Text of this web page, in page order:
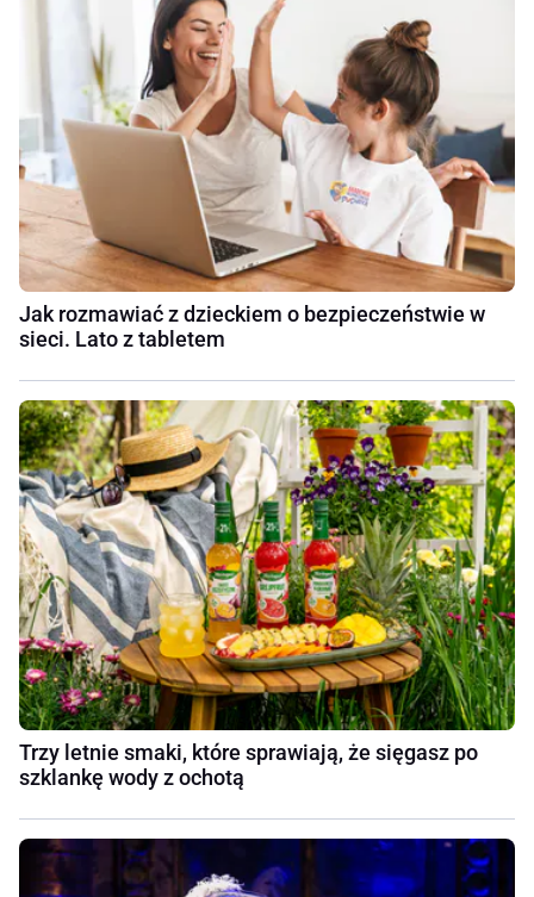
Jak rozmawiać z dzieckiem o bezpieczeństwie w
sieci. Lato z tabletem
Trzy letnie smaki, które sprawiają, że sięgasz po
szklankę wody z ochotą